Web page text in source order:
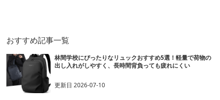
おすすめ記事一覧
林間学校にぴったりなリュックおすすめ5選！軽量で荷物の
出し入れがしやすく、長時間背負っても疲れにくい
更新日2026-07-10